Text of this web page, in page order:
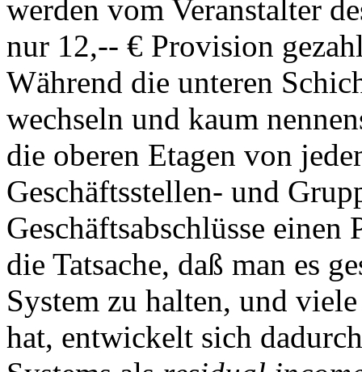
werden vom Veranstalter
nur 12,-- € Provision
Während die unteren
wechseln und kaum
die oberen Etagen von
Geschäftsstellen- und
Geschäftsabschlüsse
die Tatsache, daß man es
System zu halten, und
hat, entwickelt sich